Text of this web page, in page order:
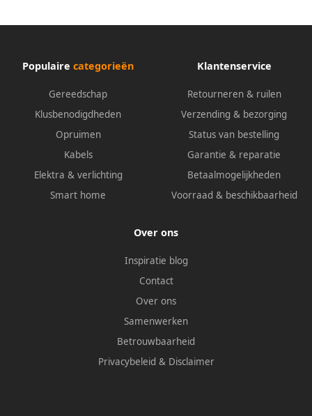
Populaire categorieën
Gereedschap
Klusbenodigdheden
Opruimen
Kabels
Elektra & verlichting
Smart home
Klantenservice
Retourneren & ruilen
Verzending & bezorging
Status van bestelling
Garantie & reparatie
Betaalmogelijkheden
Voorraad & beschikbaarheid
Over ons
Inspiratie blog
Contact
Over ons
Samenwerken
Betrouwbaarheid
Privacybeleid & Disclaimer